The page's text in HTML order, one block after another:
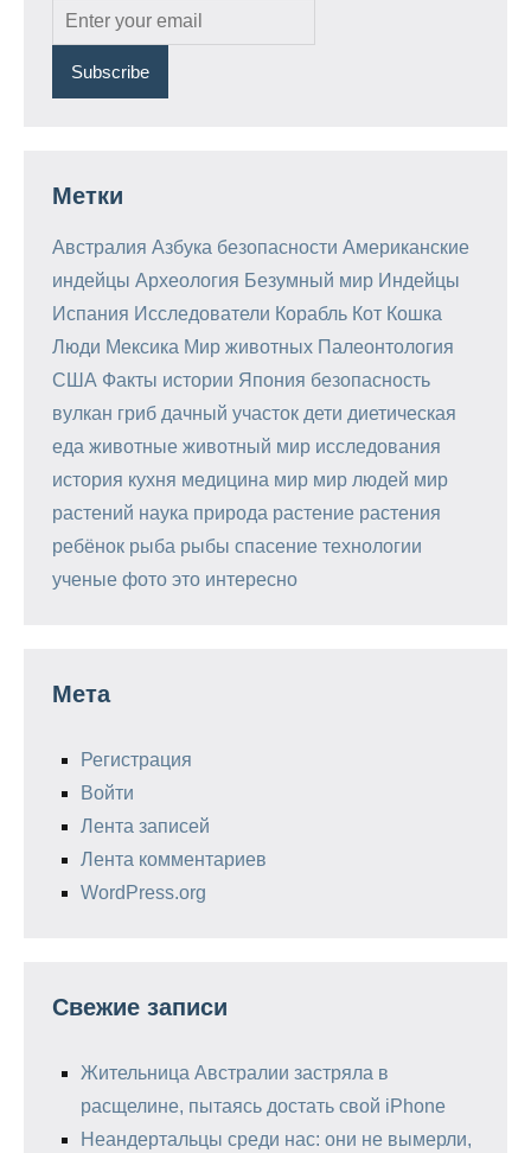
Метки
Австралия Азбука безопасности Американские
индейцы Археология Безумный мир Индейцы
Испания Исследователи Корабль Кот Кошка
Люди Мексика Мир животных Палеонтология
США Факты истории Япония безопасность
вулкан гриб дачный участок дети диетическая
еда животные животный мир исследования
история кухня медицина мир мир людей мир
растений наука природа растение растения
ребёнок рыба рыбы спасение технологии
ученые фото это интересно
Мета
Регистрация
Войти
Лента записей
Лента комментариев
WordPress.org
Свежие записи
Жительница Австралии застряла в
расщелине, пытаясь достать свой iPhone
Неандертальцы среди нас: они не вымерли,